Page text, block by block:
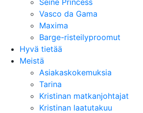
Seine Princess
Vasco da Gama
Maxima
Barge-risteilyproomut
Hyvä tietää
Meistä
Asiakaskokemuksia
Tarina
Kristinan matkanjohtajat
Kristinan laatutakuu